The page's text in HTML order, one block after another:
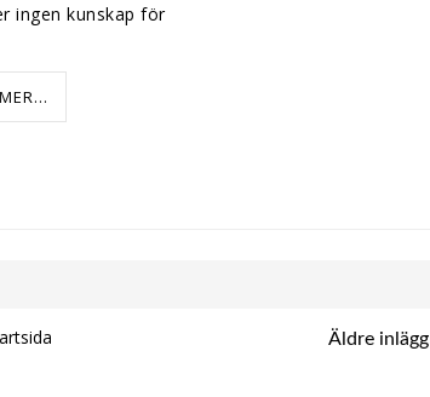
ingen kunskap för
Äldre inlägg